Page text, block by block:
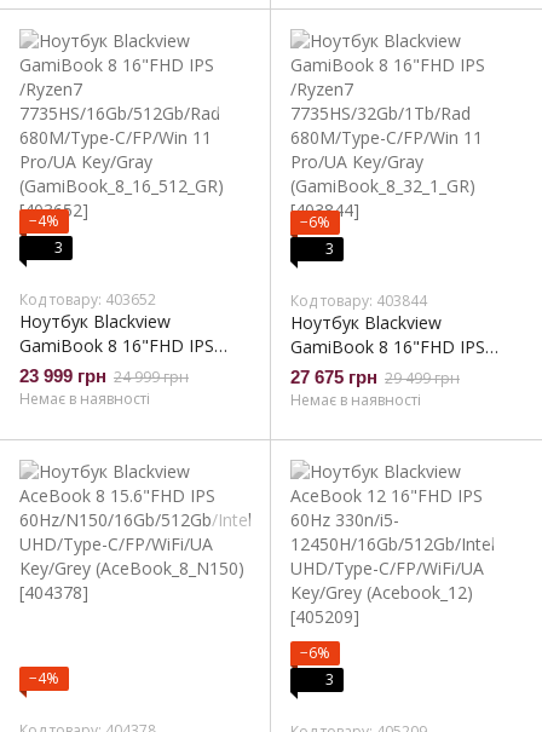
−4%
3
Код товару: 403652
Ноутбук Blackview
GamiBook 8 16"FHD IPS
/Ryzen7
7735HS/16Gb/512Gb/Rad
Pro/UA Key/Gray
(GamiBook_8_16_512_GR)
23 999 грн 24 999 грн
Немає в наявності
−6%
3
Код товару: 403844
Ноутбук Blackview
GamiBook 8 16"FHD IPS
/Ryzen7
7735HS/32Gb/1Tb/Rad
Pro/UA Key/Gray
(GamiBook_8_32_1_GR)
27 675 грн 29 499 грн
Немає в наявності
−4%
−6%
3